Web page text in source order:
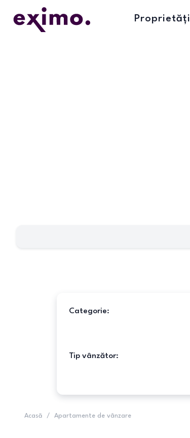
Proprietăți
Categorie:
Tip vânzător:
Acasă / Apartamente de vânzare